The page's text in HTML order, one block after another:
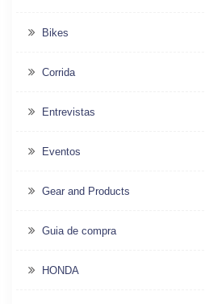
Bikes
Corrida
Entrevistas
Eventos
Gear and Products
Guia de compra
HONDA